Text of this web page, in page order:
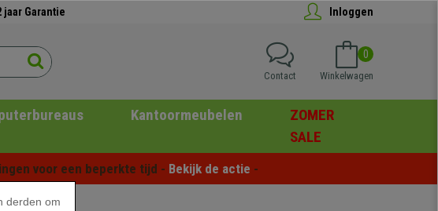
jaar Garantie Inloggen
0
Winkelwagen
Contact
Kantoormeubelen
ZOMER
SALE
voor een beperkte tijd - Bekijk de actie -
derden om